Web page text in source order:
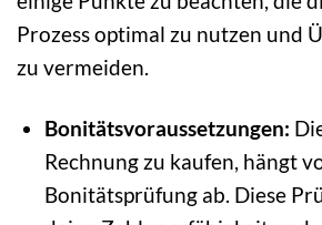
Prozess optimal zu nutzen und
zu vermeiden.
Bonitätsvoraussetzungen:
Rechnung zu kaufen, hängt
Bonitätsprüfung ab. Diese